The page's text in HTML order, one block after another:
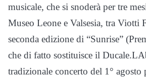
musicale, che si snoderà per tre
Museo Leone e Valsesia, tra Viotti
seconda edizione di “Sunrise”
che di fatto sostituisce il
tradizionale concerto del 1°